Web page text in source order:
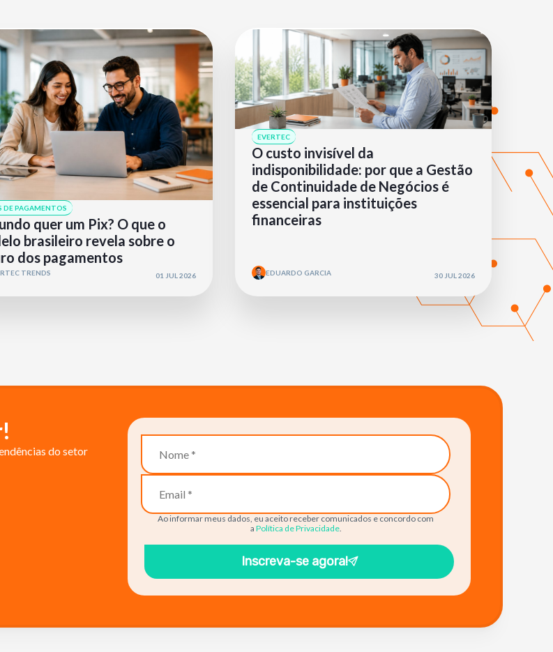
DE PAGAMENTOS
quer um Pix? O que o
brasileiro revela sobre o
dos pagamentos
TRENDS 01 JUL 2026
EVERTEC
O custo invisível da
indisponibilidade: por que a Gestão
de Continuidade de Negócios é
essencial para instituições
financeiras
EDUARDO GARCIA 30 JUL 2026
do setor
Ao informar meus dados, eu aceito receber comunicados e concordo com
a Política de Privacidade.
Inscreva-se agora!